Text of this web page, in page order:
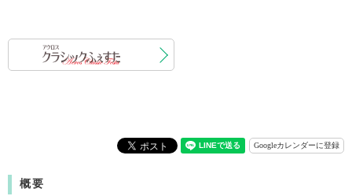
Googleカレンダーに登録
概要